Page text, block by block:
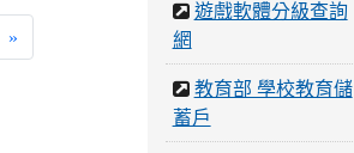
»
遊戲軟體分級查詢
網
教育部 學校教育儲
蓄戶